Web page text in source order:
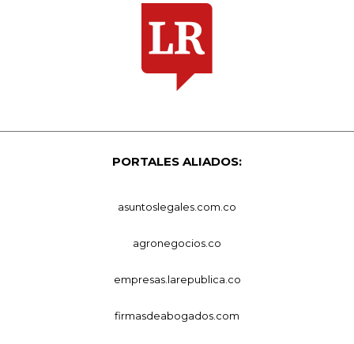
PORTALES ALIADOS:
asuntoslegales.com.co
agronegocios.co
empresas.larepublica.co
firmasdeabogados.com